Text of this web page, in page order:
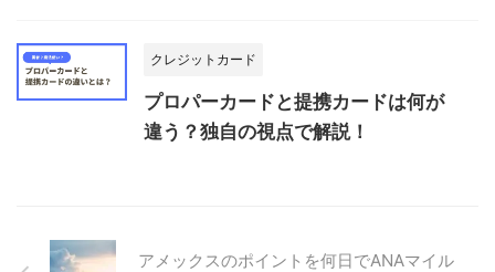
クレジットカード
プロパーカードと提携カードは何が
違う？独自の視点で解説！
アメックスのポイントを何日でANAマイル